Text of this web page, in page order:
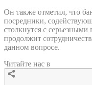
Он также отметил, что
посредники,
столкнутся с
продолжит
данном вопросе.
Читайте нас в